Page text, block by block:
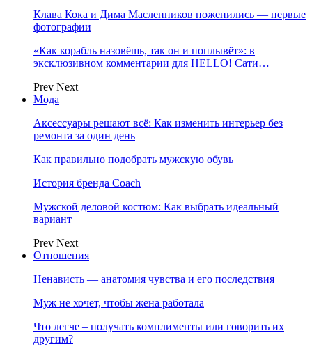
Клава Кока и Дима Масленников поженились — первые
фотографии
«Как корабль назовёшь, так он и поплывёт»: в
эксклюзивном комментарии для HELLO! Сати…
Prev Next
Мода
Аксессуары решают всё: Как изменить интерьер без
ремонта за один день
Как правильно подобрать мужскую обувь
История бренда Coach
Мужской деловой костюм: Как выбрать идеальный
вариант
Prev Next
Отношения
Ненависть — анатомия чувства и его последствия
Муж не хочет, чтобы жена работала
Что легче – получать комплименты или говорить их
другим?